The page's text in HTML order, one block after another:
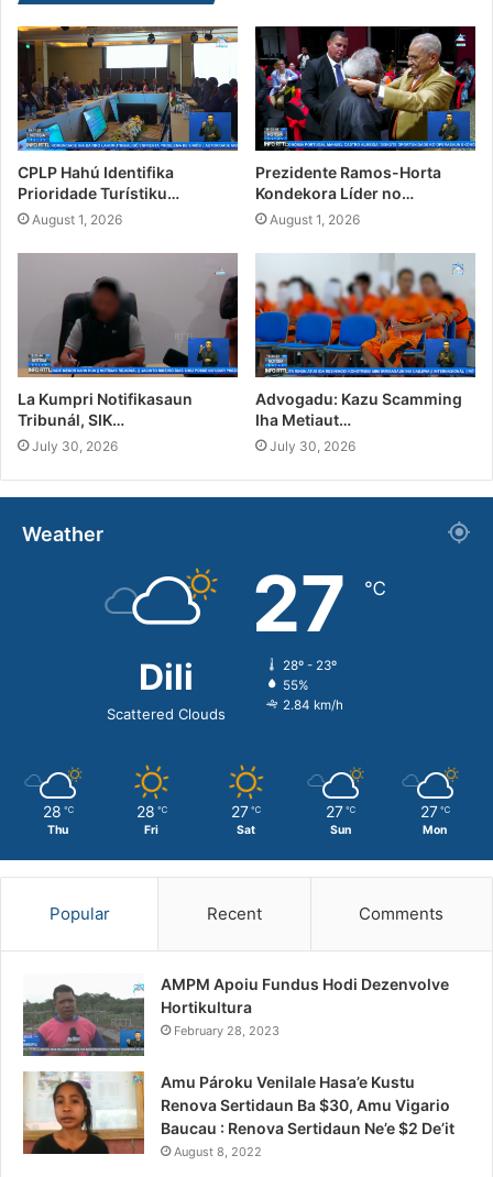
CPLP Hahú Identifika
Prioridade Turístiku…
August 1, 2026
Prezidente Ramos-Horta
Kondekora Líder no…
August 1, 2026
La Kumpri Notifikasaun
Tribunál, SIK…
July 30, 2026
Advogadu: Kazu Scamming
Iha Metiaut…
July 30, 2026
Weather
Dili
Scattered Clouds
27 ℃
28º - 23º
55%
2.84 km/h
28 ℃
Thu
28 ℃
Fri
27 ℃
Sat
27 ℃
Sun
27 ℃
Mon
Popular Recent Comments
AMPM Apoiu Fundus Hodi Dezenvolve
Hortikultura
February 28, 2023
Amu Pároku Venilale Hasa’e Kustu
Renova Sertidaun Ba $30, Amu Vigario
Baucau : Renova Sertidaun Ne’e $2 De’it
August 8, 2022